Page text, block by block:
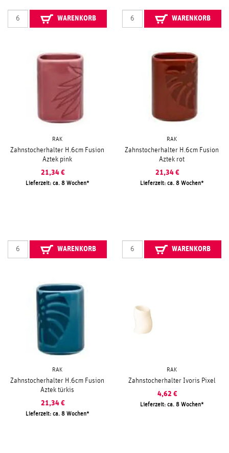
WARENKORB WARENKORB
RAK
Zahnstocherhalter H.6cm Fusion
Aztek pink
21,34 €
Lieferzeit: ca. 8 Wochen
WARENKORB
RAK
Zahnstocherhalter H.6cm Fusion
Aztek rot
21,34 €
Lieferzeit: ca. 8 Wochen
WARENKORB
RAK
Zahnstocherhalter H.6cm Fusion
Aztek türkis
21,34 €
Lieferzeit: ca. 8 Wochen
RAK
Zahnstocherhalter Ivoris Pixel
4,62 €
Lieferzeit: ca. 8 Wochen